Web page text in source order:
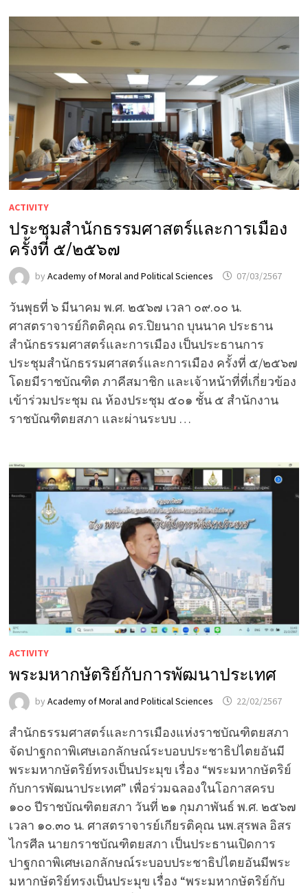
ACTIVITY
ประชุมสำนักธรรมศาสตร์และการเมือง
ครั้งที่ ๕/๒๕๖๗
by Academy of Moral and Political Sciences 07/03/2567
วันพุธที่ ๖ มีนาคม พ.ศ. ๒๕๖๗ เวลา ๐๙.๐๐ น.
ศาสตราจารย์กิตติคุณ ดร.ปิยนาถ บุนนาค ประธาน
สำนักธรรมศาสตร์และการเมือง เป็นประธานการ
ประชุมสำนักธรรมศาสตร์และการเมือง ครั้งที่ ๕/๒๕๖๗
โดยมีราชบัณฑิต ภาคีสมาชิก และเจ้าหน้าที่ที่เกี่ยวข้อง
เข้าร่วมประชุม ณ ห้องประชุม ๕๐๑ ชั้น ๕ สำนักงาน
ราชบัณฑิตยสภา และผ่านระบบ …
ACTIVITY
พระมหากษัตริย์กับการพัฒนาประเทศ
by Academy of Moral and Political Sciences 22/02/2567
สำนักธรรมศาสตร์และการเมืองแห่งราชบัณฑิตยสภา
จัดปาฐกถาพิเศษเอกลักษณ์ระบอบประชาธิปไตยอันมี
พระมหากษัตริย์ทรงเป็นประมุข เรื่อง “พระมหากษัตริย์
กับการพัฒนาประเทศ” เพื่อร่วมฉลองในโอกาสครบ
๑๐๐ ปีราชบัณฑิตยสภา วันที่ ๒๑ กุมภาพันธ์ พ.ศ. ๒๕๖๗
เวลา ๑๐.๓๐ น. ศาสตราจารย์เกียรติคุณ นพ.สุรพล อิสร
ไกรศีล นายกราชบัณฑิตยสภา เป็นประธานเปิดการ
ปาฐกถาพิเศษเอกลักษณ์ระบอบประชาธิปไตยอันมีพระ
มหากษัตริย์ทรงเป็นประมุข เรื่อง “พระมหากษัตริย์กับ